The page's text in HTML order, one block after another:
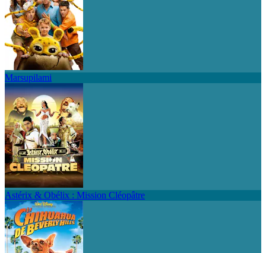
Marsupilami
Astérix & Obélix : Mission Cléopâtre